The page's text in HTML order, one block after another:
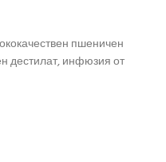
пшеничен
дестилат, инфюзия от